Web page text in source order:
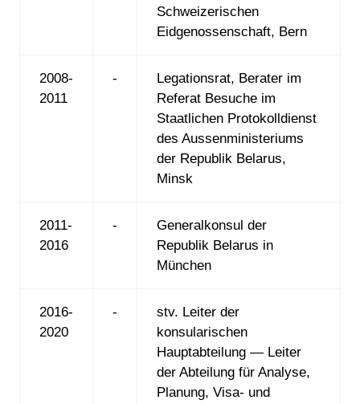
Schweizerischen
Eidgenossenschaft, Bern
2008-
2011
-
Legationsrat, Berater im
Referat Besuche im
Staatlichen Protokolldienst
des Aussenministeriums
der Republik Belarus,
Minsk
2011-
2016
-
Generalkonsul der
Republik Belarus in
München
2016-
2020
-
stv. Leiter der
konsularischen
Hauptabteilung — Leiter
der Abteilung für Analyse,
Planung, Visa- und